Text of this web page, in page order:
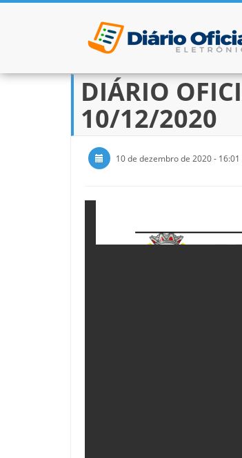
Pular para o conteúdoDIÁRIO
10/12/2020
10 de dezembro de 2020 - 16:01